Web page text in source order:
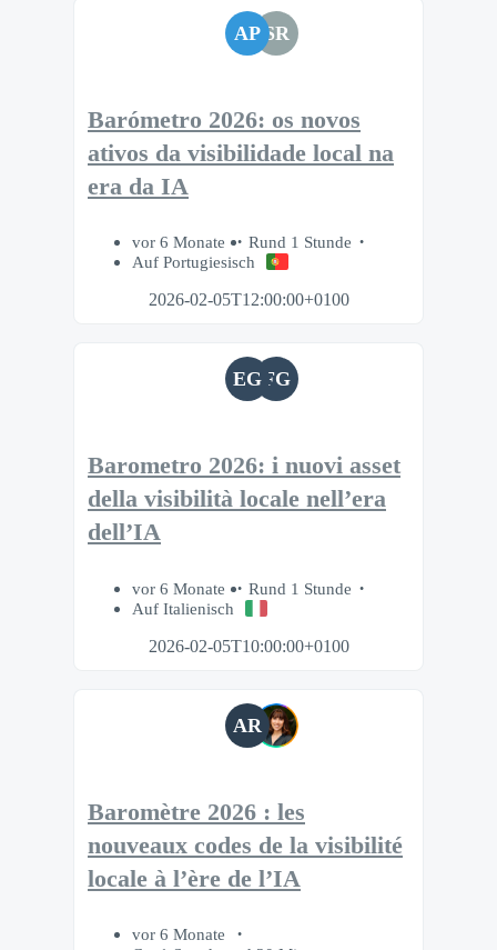
AP SR
Barómetro 2026: os novos
ativos da visibilidade local na
era da IA
vor 6 Monate
Rund 1 Stunde
Auf Portugiesisch
2026-02-05T12:00:00+0100
EG FG
Barometro 2026: i nuovi asset
della visibilità locale nell’era
dell’IA
vor 6 Monate
Rund 1 Stunde
Auf Italienisch
2026-02-05T10:00:00+0100
AR
Baromètre 2026 : les
nouveaux codes de la visibilité
locale à l’ère de l’IA
vor 6 Monate